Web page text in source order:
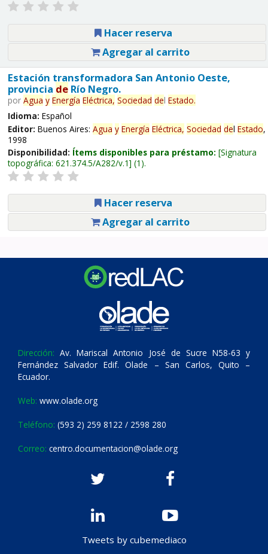
Hacer reserva
Agregar al carrito
Estación transformadora San Antonio Oeste,
provincia deRío Negro.
por Agua y Energía Eléctrica, Sociedad del Estado.
Idioma: Español
Editor: Buenos Aires: Agua y Energía Eléctrica, Sociedad del Estado,
1998
Disponibilidad: Ítems disponibles para préstamo: Signatura
topográfica: 621.374.5/A282/v.1 (1).
Hacer reserva
Agregar al carrito
Dirección: Av. Mariscal Antonio José de Sucre N58-63 y
Fernández Salvador Edif. Olade – San Carlos, Quito –
Ecuador.
Web: www.olade.org
Teléfono: (593 2) 259 8122 / 2598 280
Correo: centro.documentacion@olade.org
Tweets by cubemediaco